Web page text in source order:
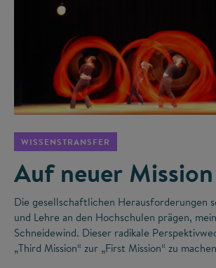
WISSENSTRANSFER
Auf neuer Mission
Die gesellschaftlichen Herausforderungen
und Lehre an den Hochschulen prägen,
Schneidewind. Dieser radikale
„Third Mission“ zur „First Mission“ zu